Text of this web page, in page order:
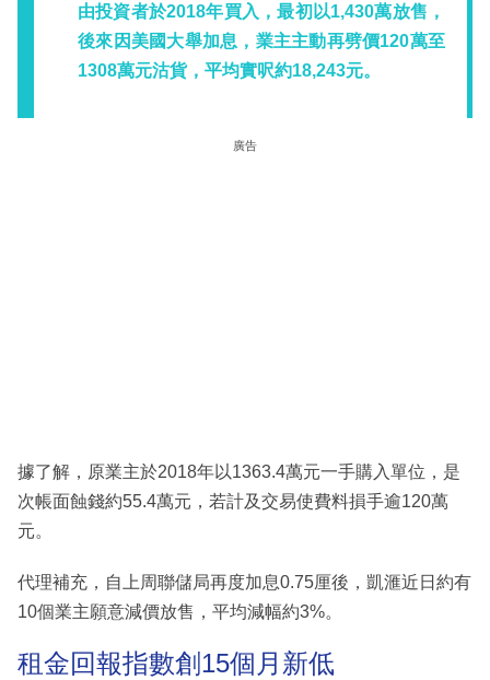
由投資者於2018年買入，最初以1,430萬放售，
後來因美國大舉加息，業主主動再劈價120萬至
1308萬元沽貨，平均實呎約18,243元。
廣告
據了解，原業主於2018年以1363.4萬元一手購入單位，是
次帳面蝕錢約55.4萬元，若計及交易使費料損手逾120萬
元。
代理補充，自上周聯儲局再度加息0.75厘後，凱滙近日約有
10個業主願意減價放售，平均減幅約3%。
租金回報指數創15個月新低